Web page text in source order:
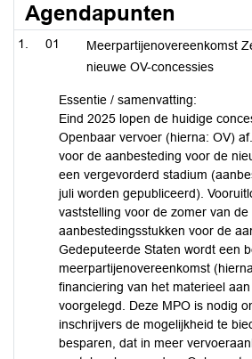
Agendapunten
01
Meerpartijenovereenkomst
nieuwe OV-concessies
Essentie / samenvatting:
Eind 2025 lopen de huidige
Openbaar vervoer (hierna: OV)
voor de aanbesteding voor de
een vergevorderd stadium
juli worden gepubliceerd).
vaststelling voor de zomer van de
aanbestedingsstukken voor de
Gedeputeerde Staten wordt een
meerpartijenovereenkomst
financiering van het materieel
voorgelegd. Deze MPO is nodig
inschrijvers de mogelijkheid te
besparen, dat in meer